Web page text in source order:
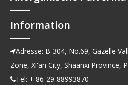
Information
Adresse: B-304, No.69, Gazelle
Zone, Xi'an City, Shaanxi Province,
Tel: + 86-29-88993870